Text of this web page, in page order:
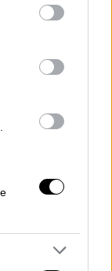
may click to
party tags to
below Google
την Ελλάδα
με
ο
έκλεβαν
και
Δύο είναι